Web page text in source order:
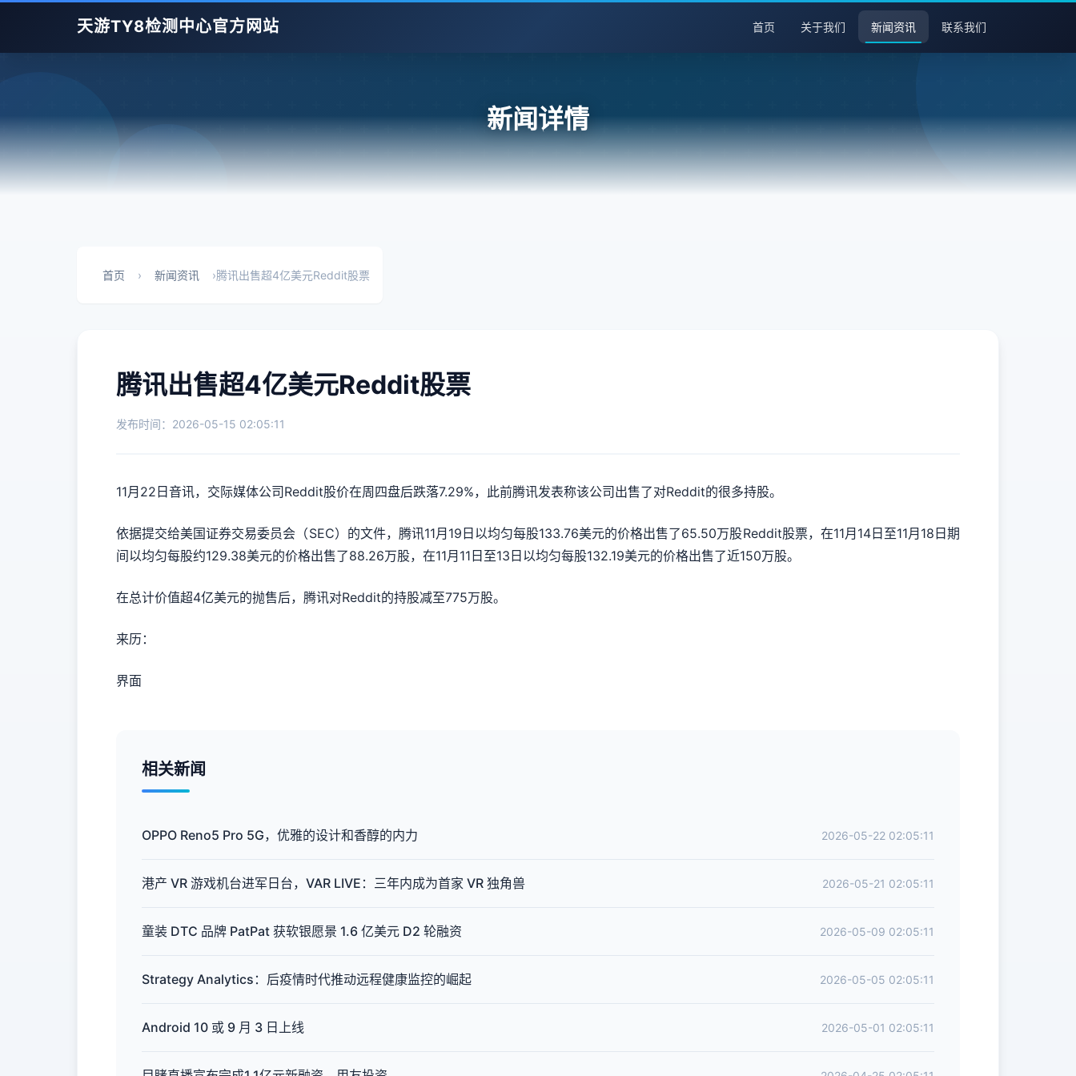
天游TY8检测中心官方网站 首页 关于我们 新闻资讯 联系我们
新闻详情
首页 › 新闻资讯 ›腾讯出售超4亿美元Reddit股票
腾讯出售超4亿美元Reddit股票
发布时间：2026-05-15 02:05:11
11月22日音讯，交际媒体公司Reddit股价在周四盘后跌落7.29%，此前腾讯发表称该公司出售了对Reddit的很多持股。
依据提交给美国证券交易委员会（SEC）的文件，腾讯11月19日以均匀每股133.76美元的价格出售了65.50万股Reddit股票，在11月14日至11月18日期
间以均匀每股约129.38美元的价格出售了88.26万股，在11月11日至13日以均匀每股132.19美元的价格出售了近150万股。
在总计价值超4亿美元的抛售后，腾讯对Reddit的持股减至775万股。
来历：
界面
相关新闻
OPPO Reno5 Pro 5G，优雅的设计和香醇的内力 2026-05-22 02:05:11
港产 VR 游戏机台进军日台，VAR LIVE：三年内成为首家 VR 独角兽 2026-05-21 02:05:11
童装 DTC 品牌 PatPat 获软银愿景 1.6 亿美元 D2 轮融资 2026-05-09 02:05:11
Strategy Analytics：后疫情时代推动远程健康监控的崛起 2026-05-05 02:05:11
Android 10 或 9 月 3 日上线 2026-05-01 02:05:11